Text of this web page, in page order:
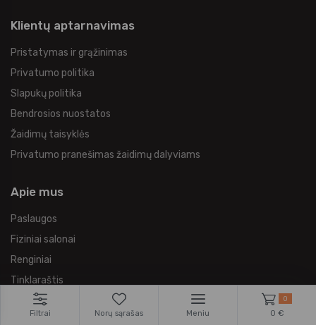
Klientų aptarnavimas
Pristatymas ir grąžinimas
Privatumo politika
Slapukų politika
Bendrosios nuostatos
Žaidimų taisyklės
Privatumo pranešimas žaidimų dalyviams
Apie mus
Paslaugos
Fiziniai salonai
Renginiai
Tinklaraštis
Gėrimų receptai
Filtrai Norų sąrašas Meniu
0
0 €